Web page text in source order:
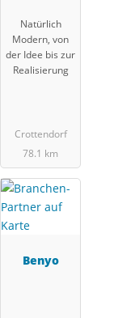
dwerk
GmbH
Natürlich
Modern, von
der Idee bis zur
Realisierung
Crottendorf
78.1 km
Benyo